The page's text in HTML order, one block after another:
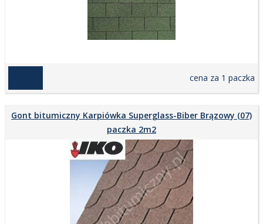
cena za 1 paczka
Gont bitumiczny Karpiówka Superglass-Biber Brązowy (07)
paczka 2m2